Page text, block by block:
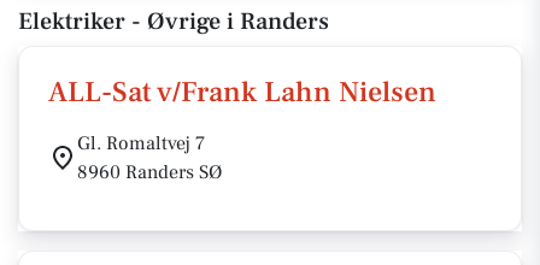
Elektriker - Øvrige i Randers
ALL-Sat v/Frank Lahn Nielsen
Gl. Romaltvej 7
8960 Randers SØ